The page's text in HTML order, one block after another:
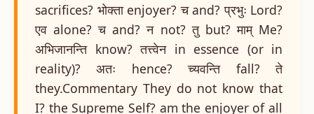
sacrifices? भोक्ता enjoyer? च and? प्रभुः Lord?
एव alone? च and? न not? तु but? माम् Me?
अभिजानन्ति know? तत्त्वेन in essence (or in
reality)? अतः hence? च्यवन्ति fall? ते
they.Commentary They do not know that
I? the Supreme Self? am the enjoyer of all